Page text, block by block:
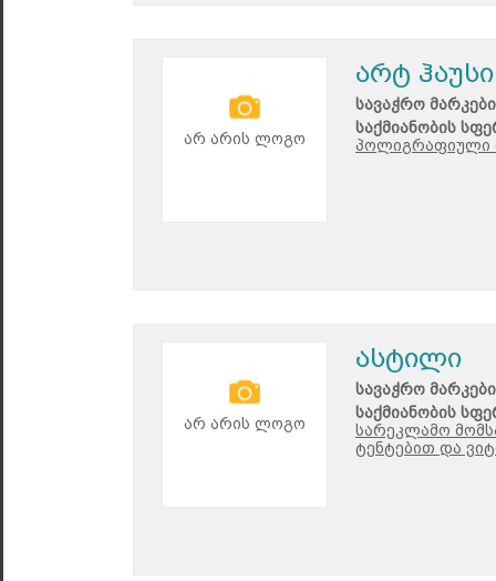
არ არის ლოგო
არტ
სავაჭრო
საქმიანობის
პოლიგრაფიული
არ არის ლოგო
ასტილი
სავაჭრო
საქმიანობის
სარეკლამო
ტენტებით და